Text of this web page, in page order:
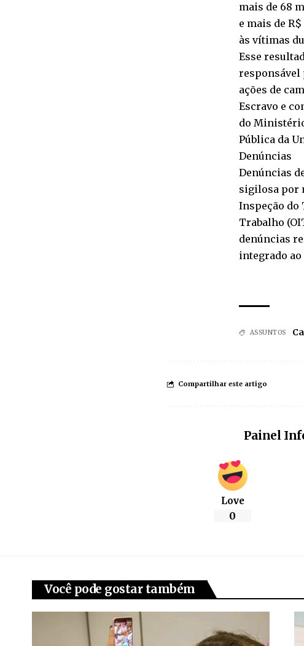
mais de 68
e mais de
às vítimas
Esse
responsável
ações de
Escravo e
do
Pública da
Denúncias
Denúncias
sigilosa por
Inspeção do
Trabalho
denúncias
integrado
ASSUNTOS
Compartilhar este artigo
Painel
Love
0
Você pode gostar também